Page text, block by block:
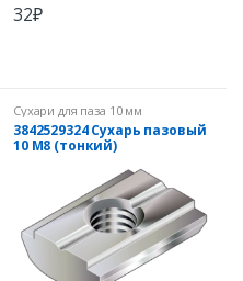
32₽
Сухари для паза 10 мм
3842529324 Сухарь пазовый
10 М8 (тонкий)